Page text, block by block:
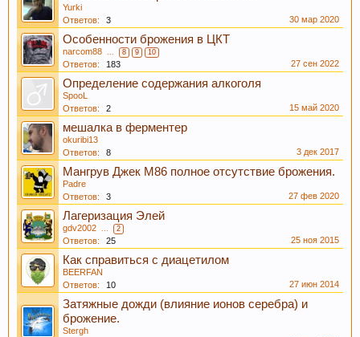
При приеме пива у мужчин выделяется гормон
дофамин, отвечающий за чувство
удовлетворения. При этом удовольствие
вызывает только вкус пива, независимо от того,
любит ли мужчина напитки этой марки, и даже
при отсутствии алкоголя.
Yurki
Ответов:
3 30 мар 2020
Особенности брожения в ЦКТ
narcom88 ... 8 9 10
Ответов: 183 27 сен 2022
Определение содержания алкоголя
SpooL
Ответов:
2 15 май 2020
мешалка в ферментер
okuribi13
Ответов:
8 3 дек 2017
Мангрув Джек М86 полное отсутствие брожения.
Padre
Ответов:
3 27 фев 2020
Лагеризация Элей
gdv2002 ... 2
Ответов: 25 25 ноя 2015
Как справиться с диацетилом
BEERFAN
Ответов:
10 27 июн 2014
Затяжные дожди (влияние ионов серебра) и
брожение.
Stergh